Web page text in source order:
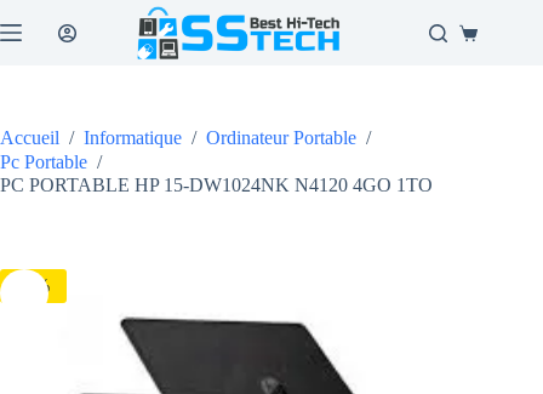
au
Panier
Accueil / Informatique / Ordinateur Portable /
Pc Portable /
PC PORTABLE HP 15-DW1024NK N4120 4GO 1TO
-7%